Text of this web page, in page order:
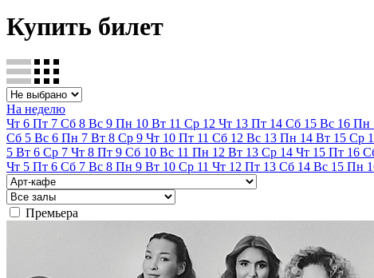
Купить билет
На неделю
Чт 6 Пт 7 Сб 8 Вс 9 Пн 10 Вт 11 Ср 12 Чт 13 Пт 14 Сб 15 Вс 16 Пн
Сб 5 Вс 6 Пн 7 Вт 8 Ср 9 Чт 10 Пт 11 Сб 12 Вс 13 Пн 14 Вт 15 Ср
5 Вт 6 Ср 7 Чт 8 Пт 9 Сб 10 Вс 11 Пн 12 Вт 13 Ср 14 Чт 15 Пт 16
Чт 5 Пт 6 Сб 7 Вс 8 Пн 9 Вт 10 Ср 11 Чт 12 Пт 13 Сб 14 Вс 15 Пн
Премьера